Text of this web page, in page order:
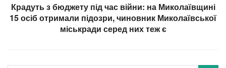
Крадуть з бюджету під час війни: на Миколаївщині
15 осіб отримали підозри, чиновник Миколаївської
міськради серед них теж є